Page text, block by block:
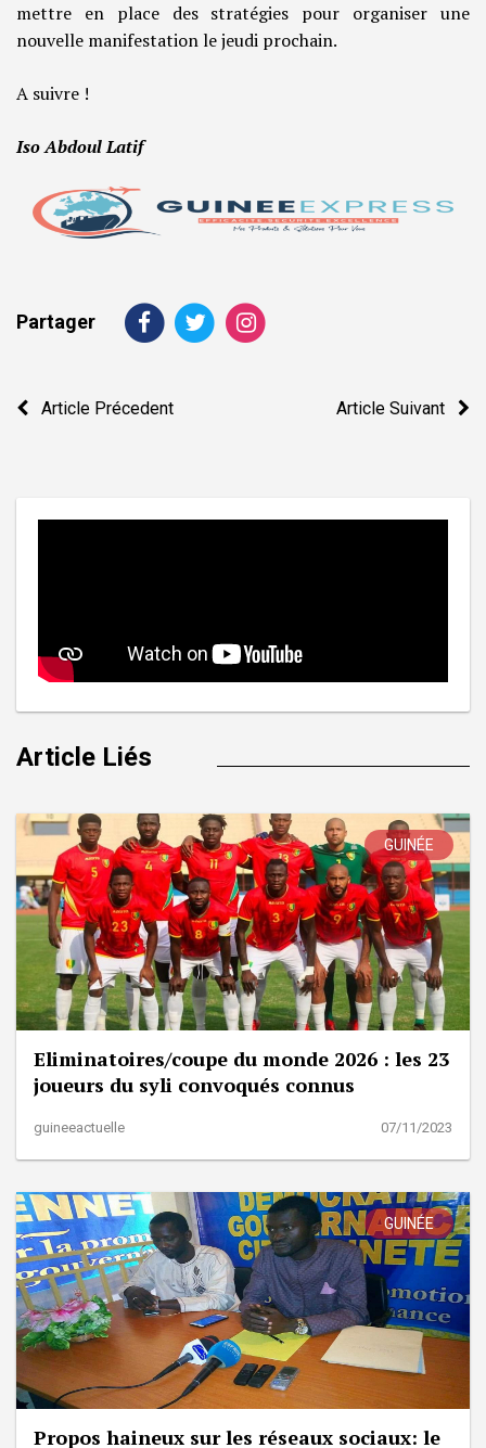
mettre en place des stratégies pour organiser une
nouvelle manifestation le jeudi prochain.
A suivre !
Iso Abdoul Latif
Partager
Navigation
Article Précedent Article Suivant
Article Liés
GUINÉE
Eliminatoires/coupe du monde 2026 : les 23
joueurs du syli convoqués connus
guineeactuelle 07/11/2023
GUINÉE
Propos haineux sur les réseaux sociaux: le